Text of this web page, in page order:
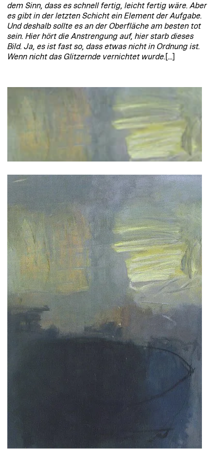
dem Sinn, dass es schnell fertig, leicht fertig wäre. Aber
es gibt in der letzten Schicht ein Element der Aufgabe.
Und deshalb sollte es an der Oberfläche am besten tot
sein. Hier hört die Anstrengung auf, hier starb dieses
Bild. Ja, es ist fast so, dass etwas nicht in Ordnung ist.
Wenn nicht das Glitzernde vernichtet wurde. […]